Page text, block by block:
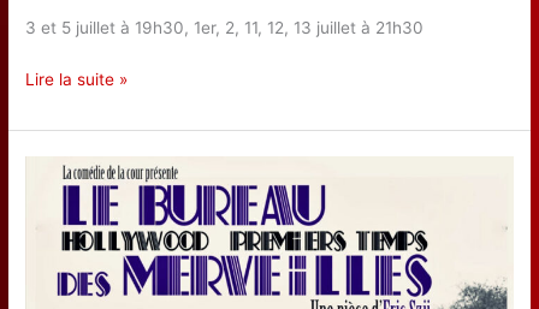
3 et 5 juillet à 19h30, 1er, 2, 11, 12, 13 juillet à 21h30
LES
Lire la suite »